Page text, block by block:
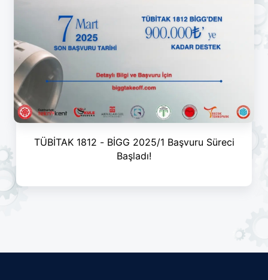
TÜBİTAK 1812 - BİGG 2025/1 Başvuru Süreci
Başladı!